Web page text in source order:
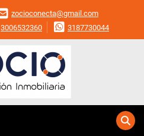
zocioconecta@gmail.com
3006532360
3187730044